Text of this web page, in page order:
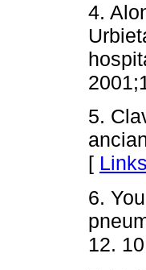
4.
5.
[ Links
6.
12.